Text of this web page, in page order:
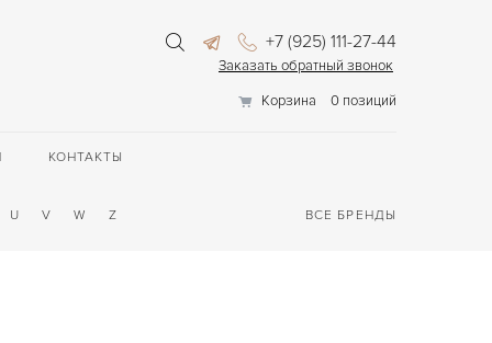
+7 (925) 111-27-44
Заказать обратный звонок
Корзина
0 позиций
КОНТАКТЫ
U V W Z ВСЕ БРЕНДЫ